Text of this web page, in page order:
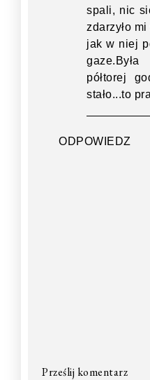
spali, nic
zdarzyło
jak w niej
półtorej
stało...to
ODPOWIEDZ
Prześlij komentarz